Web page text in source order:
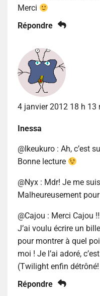
Merci
Répondre
4 janvier 2012 18 h 13
Inessa
@Ikeukuro : Ah, c’est
Bonne lecture
@Nyx : Mdr! Je me
Malheureusement
@Cajou : Merci Cajou
J’ai voulu écrire un
pour montrer à quel
moi ! Je l’ai adoré,
(Twilight enfin détrôné!
Répondre